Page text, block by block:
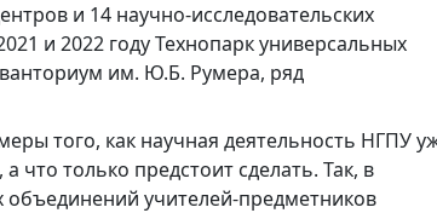
и 14 научно-исследовательских
и 2022 году Технопарк универсальных
им. Ю.Б. Румера, ряд
того, как научная деятельность НГПУ
что только предстоит сделать. Так, в
объединений учителей-предметников